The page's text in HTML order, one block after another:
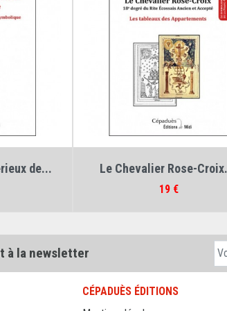
et... Anatomie de la
Prix
9 €
à la newsletter
CÉPADUÈS ÉDITIONS